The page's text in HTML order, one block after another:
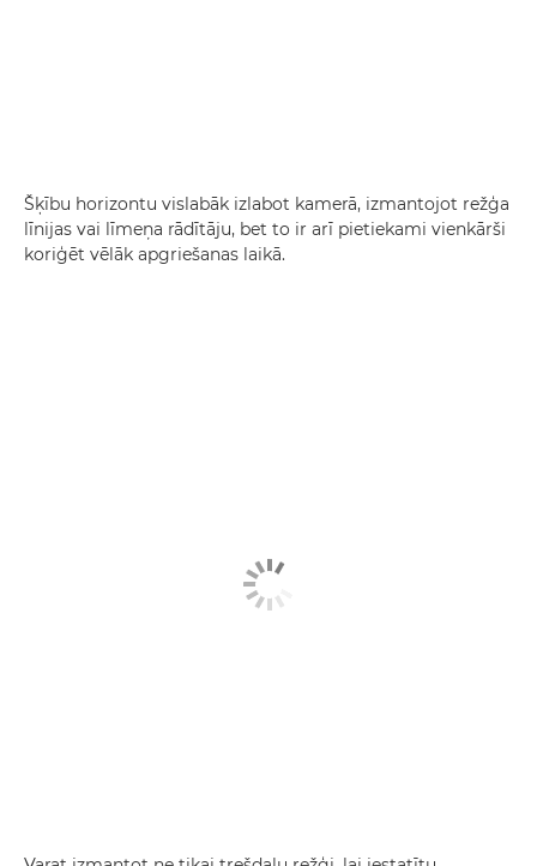
Šķību horizontu vislabāk izlabot kamerā, izmantojot režģa
līnijas vai līmeņa rādītāju, bet to ir arī pietiekami vienkārši
koriģēt vēlāk apgriešanas laikā.